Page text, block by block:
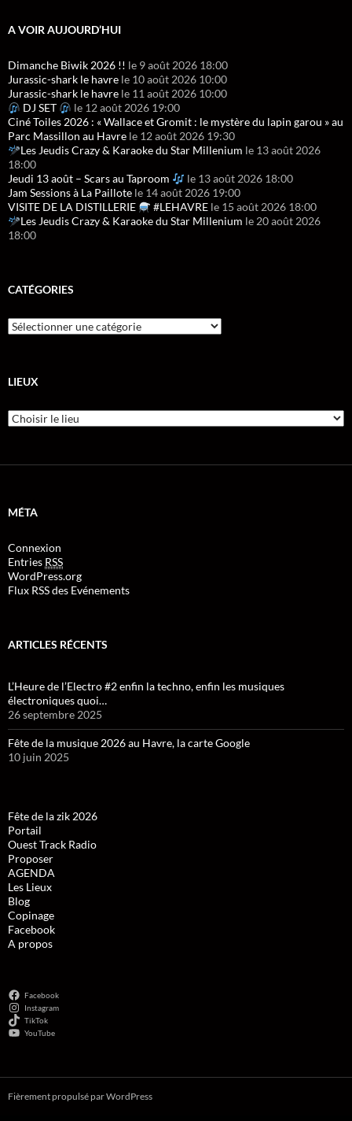
A VOIR AUJOURD’HUI
Dimanche Biwik 2026 !! le 9 août 2026 18:00
Jurassic-shark le havre le 10 août 2026 10:00
Jurassic-shark le havre le 11 août 2026 10:00
DJ SET
le 12 août 2026 19:00
Ciné Toiles 2026 : « Wallace et Gromit : le mystère du lapin garou » au
Parc Massillon au Havre le 12 août 2026 19:30
Les Jeudis Crazy & Karaoke du Star Millenium le 13 août 2026
18:00
Jeudi 13 août – Scars au Taproom
le 13 août 2026 18:00
Jam Sessions à La Paillote le 14 août 2026 19:00
VISITE DE LA DISTILLERIE
#LEHAVREle 15 août 2026 18:00
Les Jeudis Crazy & Karaoke du Star Millenium le 20 août 2026
18:00
CATÉGORIES
LIEUX
MÉTA
Connexion
Entries RSS
WordPress.org
Flux RSS des Evénements
ARTICLES RÉCENTS
L’Heure de l’Electro #2 enfin la techno, enfin les musiques
électroniques quoi…
26 septembre 2025
Fête de la musique 2026 au Havre, la carte Google
10 juin 2025
Fête de la zik 2026
Portail
Ouest Track Radio
Proposer
AGENDA
Les Lieux
Blog
Copinage
Facebook
A propos
Facebook
Instagram
TikTok
YouTube
Fièrement propulsé par WordPress